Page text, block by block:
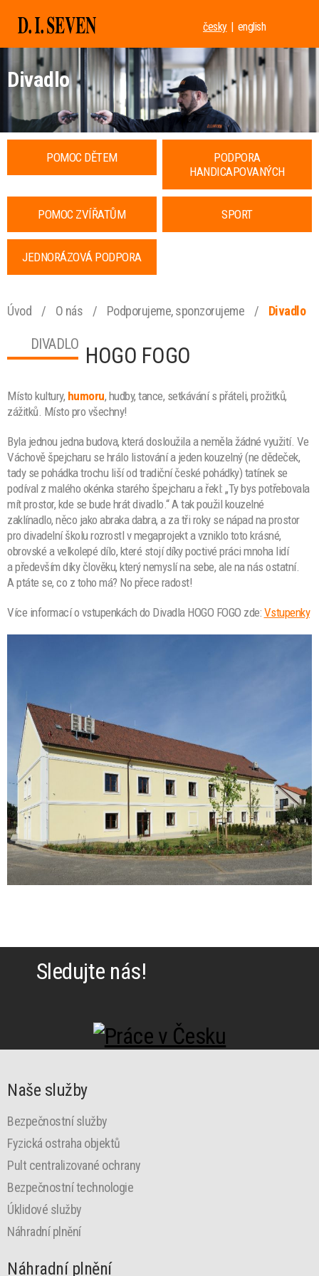
česky english
Divadlo
POMOC DĚTEM
PODPORA
HANDICAPOVANÝCH
POMOC ZVÍŘATŮM SPORT
JEDNORÁZOVÁ PODPORA
Úvod / O nás / Podporujeme, sponzorujeme / Divadlo
DIVADLO HOGO FOGO
Místo kultury, humoru, hudby, tance, setkávání s přáteli, prožitků,
zážitků. Místo pro všechny!
Byla jednou jedna budova, která dosloužila a neměla žádné využití. Ve
Váchově špejcharu se hrálo listování a jeden kouzelný (ne dědeček,
tady se pohádka trochu liší od tradiční české pohádky) tatínek se
podíval z malého okénka starého špejcharu a řekl: „Ty bys potřebovala
mít prostor, kde se bude hrát divadlo.“ A tak použil kouzelné
zaklínadlo, něco jako abraka dabra, a za tři roky se nápad na prostor
pro divadelní školu rozrostl v megaprojekt a vzniklo toto krásné,
obrovské a velkolepé dílo, které stojí díky poctivé práci mnoha lidí
a především díky člověku, který nemyslí na sebe, ale na nás ostatní.
A ptáte se, co z toho má? No přece radost!
Více informací o vstupenkách do Divadla HOGO FOGO zde: Vstupenky
Sledujte nás!
Naše služby
Bezpečnostní služby
Fyzická ostraha objektů
Pult centralizované ochrany
Bezpečnostní technologie
Úklidové služby
Náhradní plnění
Náhradní plnění